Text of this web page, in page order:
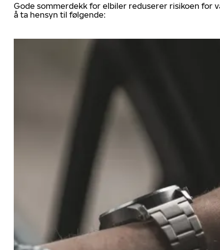
Gode sommerdekk for elbiler reduserer risikoen for
å ta hensyn til følgende: